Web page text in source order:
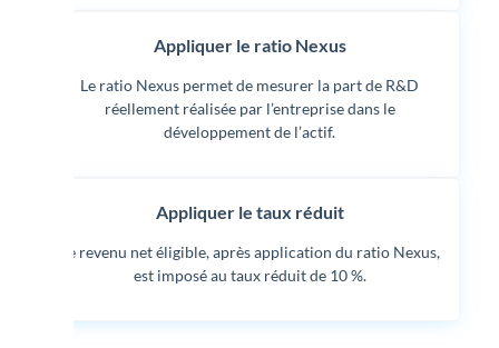
Appliquer le ratio Nexus
Le ratio Nexus permet de mesurer la part de R&D
réellement réalisée par l’entreprise dans le
développement de l’actif.
Appliquer le taux réduit
Le revenu net éligible, après application du ratio Nexus,
est imposé au taux réduit de 10 %.